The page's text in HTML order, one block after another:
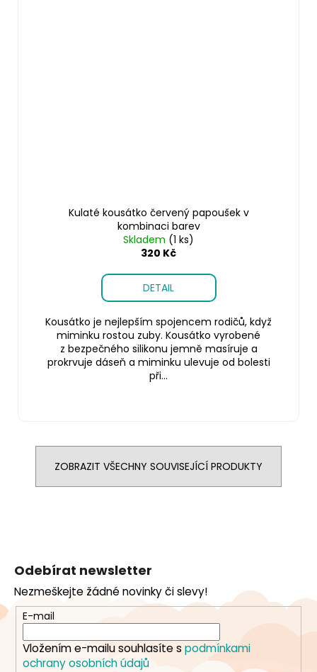
Kulaté kousátko červený papoušek v
kombinaci barev
Skladem (1 ks)
320 Kč
DETAIL
Kousátko je nejlepším spojencem rodičů, když
miminku rostou zuby. Kousátko vyrobené
z bezpečného silikonu jemně masíruje a
prokrvuje dáseň a miminku ulevuje od bolesti
při...
ZOBRAZIT VŠECHNY SOUVISEJÍCÍ PRODUKTY
a
t
Odebírat newsletter
Nezmeškejte žádné novinky či slevy!
E-mail
Vložením e-mailu souhlasíte s podmínkami
ochrany osobních údajů